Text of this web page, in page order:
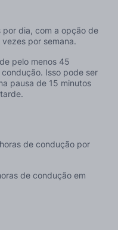
dia, com a opção de
por semana.
pelo menos 45
Isso pode ser
pausa de 15 minutos
de condução por
de condução em